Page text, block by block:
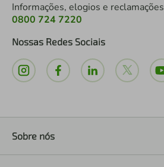
Informações, elogios e reclamações
0800 724 7220
Nossas Redes Sociais
Sobre nós